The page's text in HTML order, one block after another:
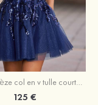
Robe trapèze col en v tulle courte/mini robe de fête de la rentrée avec poches paillettes
125 €